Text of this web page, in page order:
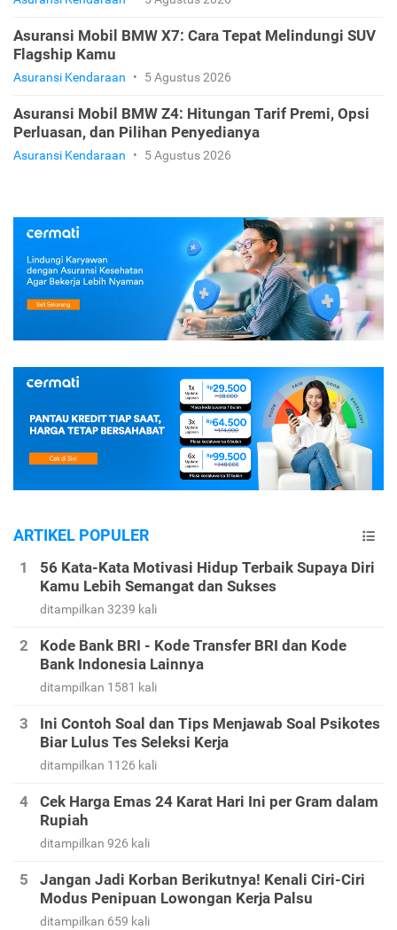
Asuransi Mobil BMW X7: Cara Tepat Melindungi SUV
Flagship Kamu
Asuransi Kendaraan • 5 Agustus 2026
Asuransi Mobil BMW Z4: Hitungan Tarif Premi, Opsi
Perluasan, dan Pilihan Penyedianya
Asuransi Kendaraan • 5 Agustus 2026
ARTIKEL POPULER
56 Kata-Kata Motivasi Hidup Terbaik Supaya Diri
Kamu Lebih Semangat dan Sukses
ditampilkan 3239 kali
Kode Bank BRI - Kode Transfer BRI dan Kode
Bank Indonesia Lainnya
ditampilkan 1581 kali
Ini Contoh Soal dan Tips Menjawab Soal Psikotes
Biar Lulus Tes Seleksi Kerja
ditampilkan 1126 kali
Cek Harga Emas 24 Karat Hari Ini per Gram dalam
Rupiah
ditampilkan 926 kali
Jangan Jadi Korban Berikutnya! Kenali Ciri-Ciri
Modus Penipuan Lowongan Kerja Palsu
ditampilkan 659 kali